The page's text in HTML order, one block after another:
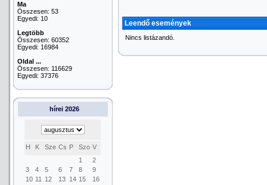
Ma
Összesen: 53
Egyedi: 10
Legtöbb
Összesen: 60352
Egyedi: 16984
Oldal ...
Összesen: 116629
Egyedi: 37376
hírei 2026
H K Sze Cs P Szo V
1
2
3
4 5 6 7 8
9
10 11 12 13 14 15
16
Leendő események
Nincs listázandó.